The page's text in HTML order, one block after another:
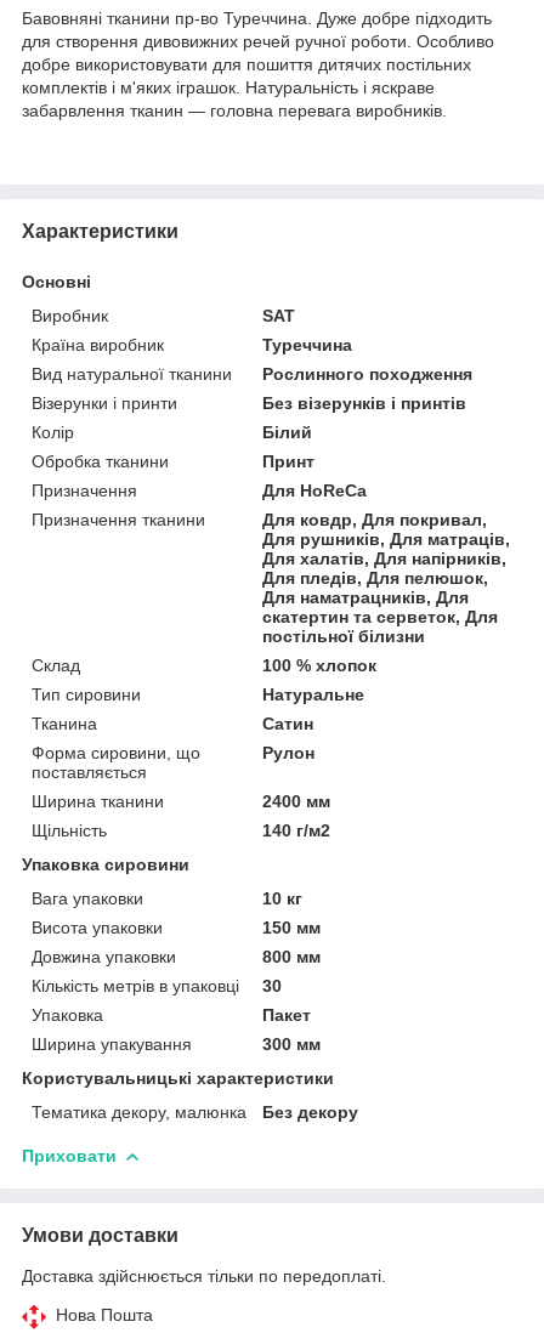
Бавовняні тканини пр-во Туреччина. Дуже добре підходить
для створення дивовижних речей ручної роботи. Особливо
добре використовувати для пошиття дитячих постільних
комплектів і м'яких іграшок. Натуральність і яскраве
забарвлення тканин — головна перевага виробників.
Характеристики
Основні
Виробник
SAT
Країна виробник
Туреччина
Вид натуральної тканини
Рослинного походження
Візерунки і принти
Без візерунків і принтів
Колір
Білий
Обробка тканини
Принт
Призначення
Для HoReCa
Призначення тканини
Для ковдр, Для покривал,
Для рушників, Для матраців,
Для халатів, Для напірників,
Для пледів, Для пелюшок,
Для наматрацників, Для
скатертин та серветок, Для
постільної білизни
Склад
100 % хлопок
Тип сировини
Натуральне
Тканина
Сатин
Форма сировини, що
поставляється
Рулон
Ширина тканини
2400 мм
Щільність
140 г/м2
Упаковка сировини
Вага упаковки
10 кг
Висота упаковки
150 мм
Довжина упаковки
800 мм
Кількість метрів в упаковці
30
Упаковка
Пакет
Ширина упакування
300 мм
Користувальницькі характеристики
Тематика декору, малюнка
Без декору
Приховати
Умови доставки
Доставка здійснюється тільки по передоплаті.
Нова Пошта